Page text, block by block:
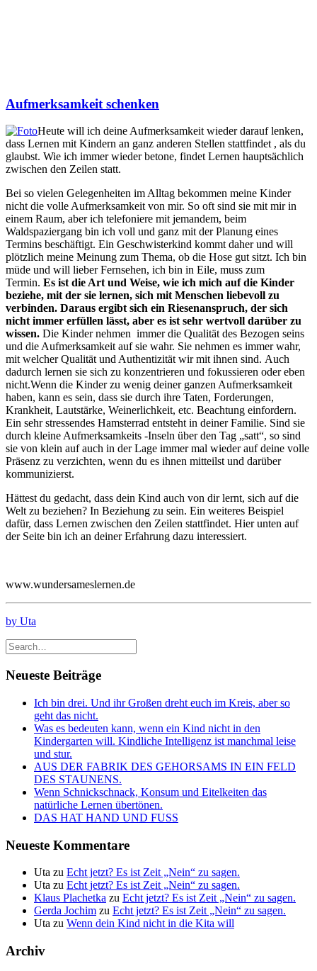
Aufmerksamkeit schenken
Heute will ich deine Aufmerksamkeit wieder darauf lenken,
dass Lernen mit Kindern an ganz anderen Stellen stattfindet , als du
glaubst. Wie ich immer wieder betone, findet Lernen hauptsächlich
zwischen den Zeilen statt.
Bei so vielen Gelegenheiten im Alltag bekommen meine Kinder
nicht die volle Aufmerksamkeit von mir. So oft sind sie mit mir in
einem Raum, aber ich telefoniere mit jemandem, beim
Waldspaziergang bin ich voll und ganz mit der Planung eines
Termins beschäftigt. Ein Geschwisterkind kommt daher und will
plötzlich meine Meinung zum Thema, ob die Hose gut sitzt. Ich bin
müde und will lieber Fernsehen, ich bin in Eile, muss zum
Termin. Es ist die Art und Weise, wie ich mich auf die Kinder
beziehe, mit der sie lernen, sich mit Menschen liebevoll zu
verbinden. Daraus ergibt sich ein Riesenanspruch, der sich
nicht immer erfüllen lässt, aber es ist sehr wertvoll darüber zu
wissen. Die Kinder nehmen immer die Qualität des Bezogen seins
und die Aufmerksamkeit auf sie wahr. Sie nehmen es immer wahr,
mit welcher Qualität und Authentizität wir mit ihnen sind. Auch
dadurch lernen sie sich zu konzentrieren und fokussieren oder eben
nicht.Wenn die Kinder zu wenig deiner ganzen Aufmerksamkeit
haben, kann es sein, dass sie durch ihre Taten, Forderungen,
Krankheit, Lautstärke, Weinerlichkeit, etc. Beachtung einfordern.
Ein sehr stressendes Hamsterrad entsteht in deiner Familie. Sind sie
durch kleine Aufmerksamkeits -Inseln über den Tag „satt“, so sind
sie von klein auf auch in der Lage immer mal wieder auf deine volle
Präsenz zu verzichten, wenn du es ihnen mitteilst und darüber
kommunizierst.
Hättest du gedacht, dass dein Kind auch von dir lernt, sich auf die
Welt zu beziehen? In Beziehung zu sein. Ein weiteres Beispiel
dafür, dass Lernen zwischen den Zeilen stattfindet. Hier unten auf
der Seite bin ich an deiner Erfahrung dazu interessiert.
www.wundersameslernen.de
by Uta
Neueste Beiträge
Ich bin drei. Und ihr Großen dreht euch im Kreis, aber so
geht das nicht.
Was es bedeuten kann, wenn ein Kind nicht in den
Kindergarten will. Kindliche Intelligenz ist manchmal leise
und stur.
AUS DER FABRIK DES GEHORSAMS IN EIN FELD
DES STAUNENS.
Wenn Schnickschnack, Konsum und Eitelkeiten das
natürliche Lernen übertönen.
DAS HAT HAND UND FUSS
Neueste Kommentare
Uta zu Echt jetzt? Es ist Zeit „Nein“ zu sagen.
Uta zu Echt jetzt? Es ist Zeit „Nein“ zu sagen.
Klaus Plachetka zu Echt jetzt? Es ist Zeit „Nein“ zu sagen.
Gerda Jochim zu Echt jetzt? Es ist Zeit „Nein“ zu sagen.
Uta zu Wenn dein Kind nicht in die Kita will
Archiv